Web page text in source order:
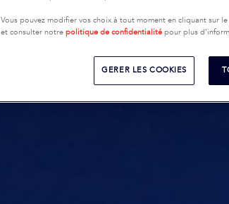
Vous pouvez modifier vos choix à tout moment en cliquant sur
et consulter notre politique de confidentialité pour plus
GERER LES COOKIES